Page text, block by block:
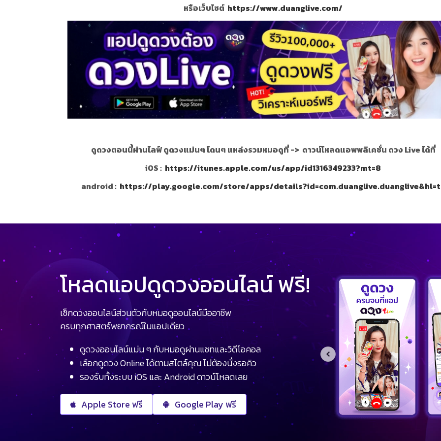
หรือเว็บไซต์ https://www.duanglive.com/
ดูดวงตอนนี้ผ่านไลฟ์ ดูดวงแม่นๆ โดนๆ แหล่งรวมหมอดูที่ -> ดาวน์โหลดแอพพลิเคชั่น ดวง Live ได้ที่
iOS : https://itunes.apple.com/us/app/id1316349233?mt=8
android : https://play.google.com/store/apps/
โหลดแอปดูดวงออนไลน์ ฟรี!
เช็กดวงออนไลน์ส่วนตัวกับหมอดูออนไลน์มืออาชีพ
ครบทุกศาสตร์พยากรณ์ในแอปเดียว
ดูดวงออนไลน์แม่น ๆ กับหมอดูผ่านแชทและวิดีโอคอล
เลือกดูดวง Online ได้ตามสไตล์คุณ ไม่ต้องนั่งรอคิว
รองรับทั้งระบบ iOS และ Android ดาวน์โหลดเลย
Apple Store ฟรี Google Play ฟรี